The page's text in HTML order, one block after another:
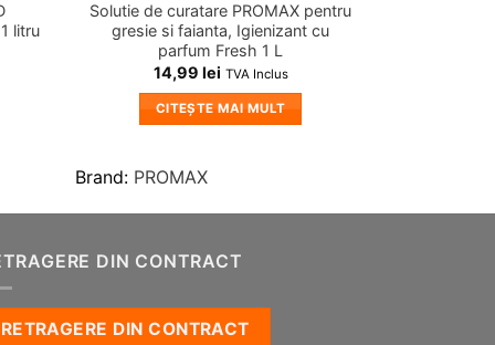
litru
Solutie de curatare PROMAX pentru
gresie si faianta, Igienizant cu
parfum Fresh 1 L
14,99 lei TVA Inclus
CITEȘTE MAI MULT
Brand: PROMAX
DIN CONTRACT
RETRAGERE DIN CONTRACT